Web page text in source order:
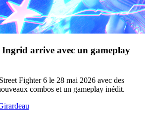
arrive avec un gameplay
Fighter 6 le 28 mai 2026 avec des
combos et un gameplay inédit.